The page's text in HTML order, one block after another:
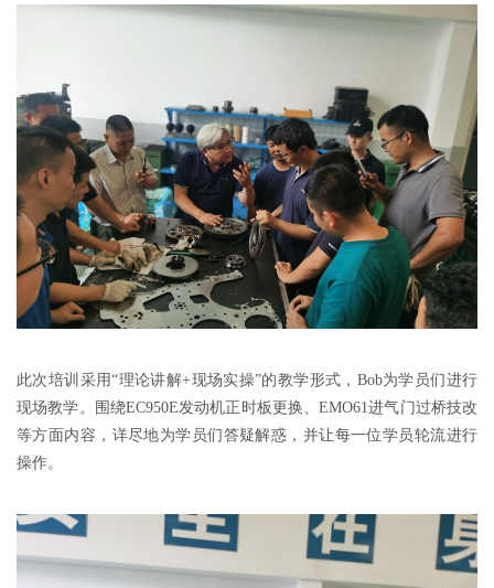
此次培训采用“理论讲解+现场实操”的教学形式，Bob为学员们进行
现场教学。围绕EC950E发动机正时板更换、EMO61进气门过桥技改
等方面内容，详尽地为学员们答疑解惑，并让每一位学员轮流进行
操作。